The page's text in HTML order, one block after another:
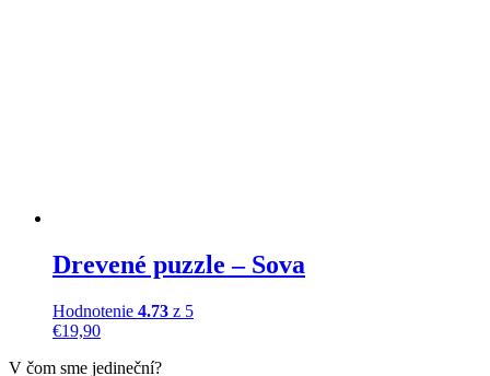
Drevené puzzle – Sova
Hodnotenie 4.73 z 5
€19,90
V čom sme jedineční?